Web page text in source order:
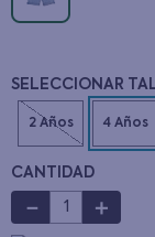
CANTIDAD
＋
－